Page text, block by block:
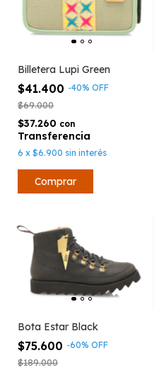
Billetera Lupi Green
$41.400 -40% OFF
$69.000
$37.260 con
6 x $6.900 sin interés
Bota Estar Black
$75.600 -60% OFF
$189.000